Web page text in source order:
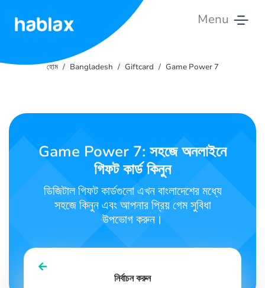
Menu
আমাদের
যোগাযোগ
হোম Bangladesh Giftcard Game Power 7
Game Power 7: সহজে অনলাইনে
গিফট কার্ড কিনুন
ডিজিটাল গিফট কার্ডগুলো এখন বাংলাদেশের মধ্যে
সহজে কিনুন এবং আপনার প্রিয় গেম সুবিধা
উপভোগ করুন।
নির্বাচন করুন